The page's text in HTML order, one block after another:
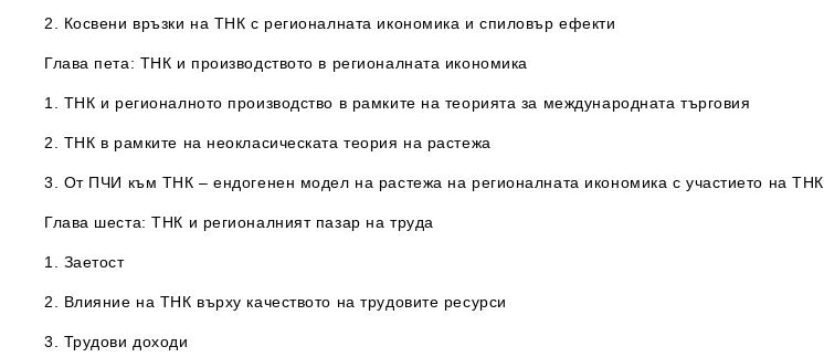
2. Косвени връзки на ТНК с регионалната икономика и спиловър ефекти
Глава пета: ТНК и производството в регионалната икономика
1. ТНК и регионалното производство в рамките на теорията за международната търговия
2. ТНК в рамките на неокласическата теория на растежа
3. От ПЧИ към ТНК – ендогенен модел на растежа на регионалната икономика с участието на ТНК
Глава шеста: ТНК и регионалният пазар на труда
1. Заетост
2. Влияние на ТНК върху качеството на трудовите ресурси
3. Трудови доходи